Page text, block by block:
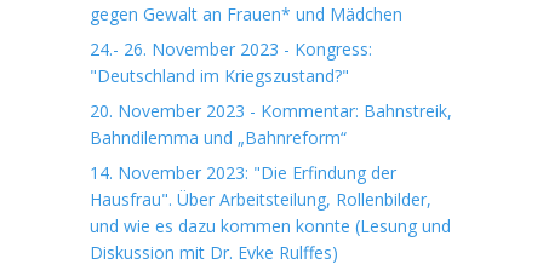
gegen Gewalt an Frauen* und Mädchen
24.- 26. November 2023 - Kongress:
"Deutschland im Kriegszustand?"
20. November 2023 - Kommentar: Bahnstreik,
Bahndilemma und „Bahnreform“
14. November 2023: "Die Erfindung der
Hausfrau". Über Arbeitsteilung, Rollenbilder,
und wie es dazu kommen konnte (Lesung und
Diskussion mit Dr. Evke Rulffes)